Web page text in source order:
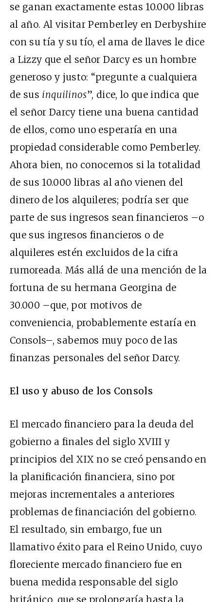
se ganan exactamente estas 10.000 libras
al año. Al visitar Pemberley en Derbyshire
con su tía y su tío, el ama de llaves le dice
a Lizzy que el señor Darcy es un hombre
generoso y justo: “pregunte a cualquiera
de sus inquilinos”, dice, lo que indica que
el señor Darcy tiene una buena cantidad
de ellos, como uno esperaría en una
propiedad considerable como Pemberley.
Ahora bien, no conocemos si la totalidad
de sus 10.000 libras al año vienen del
dinero de los alquileres; podría ser que
parte de sus ingresos sean financieros –o
que sus ingresos financieros o de
alquileres estén excluidos de la cifra
rumoreada. Más allá de una mención de la
fortuna de su hermana Georgina de
30.000 –que, por motivos de
conveniencia, probablemente estaría en
Consols–, sabemos muy poco de las
finanzas personales del señor Darcy.
El uso y abuso de los Consols
El mercado financiero para la deuda del
gobierno a finales del siglo XVIII y
principios del XIX no se creó pensando en
la planificación financiera, sino por
mejoras incrementales a anteriores
problemas de financiación del gobierno.
El resultado, sin embargo, fue un
llamativo éxito para el Reino Unido, cuyo
floreciente mercado financiero fue en
buena medida responsable del siglo
británico, que se prolongaría hasta la